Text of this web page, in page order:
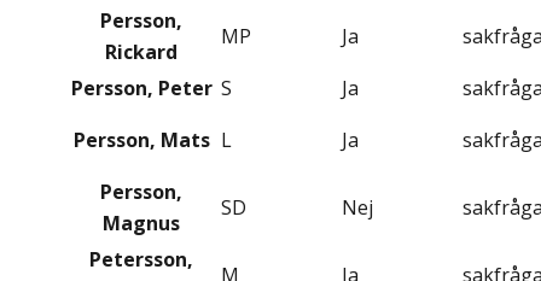
Persson,
Rickard
MP Ja
Persson, Peter S Ja
Persson, Mats L Ja
Persson,
Magnus
SD Nej
Petersson,
M Ja